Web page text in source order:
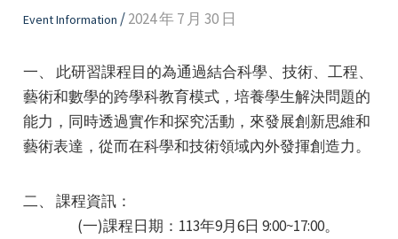
Event Information /2024 年 7 月 30 日
一、 此研習課程目的為通過結合科學、技術、工程、
藝術和數學的跨學科教育模式，培養學生解決問題的
能力，同時透過實作和探究活動，來發展創新思維和
藝術表達，從而在科學和技術領域內外發揮創造力。
二、 課程資訊：
(一)課程日期：113年9月6日 9:00~17:00。